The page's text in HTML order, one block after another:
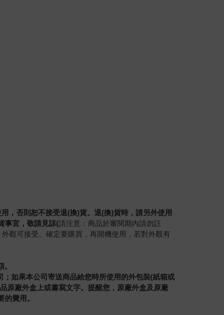
，否則恕不接受退(換)貨。退(換)貨時，請另外使用
事宜，敬請見諒(請注意：商品於審閱期內請勿註
觀可接受、確定要購買，再開機使用，若對外觀有
如果本公司寄送商品給您時所使用的外包裝(紙箱或
原廠外盒上或書寫文字。提醒您，原廠外盒及原廠
費用。